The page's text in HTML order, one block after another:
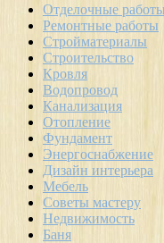
Отделочные работы
Ремонтные работы
Стройматериалы
Строительство
Кровля
Водопровод
Канализация
Отопление
Фундамент
Энергоснабжение
Дизайн интерьера
Мебель
Советы мастеру
Недвижимость
Баня